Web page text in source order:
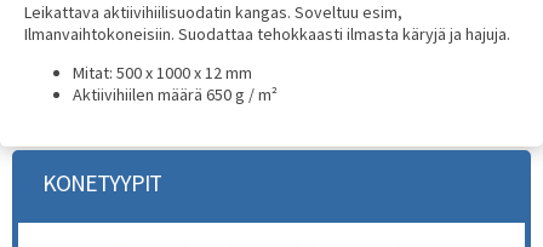
Leikattava aktiivihiilisuodatin kangas. Soveltuu esim,
Ilmanvaihtokoneisiin. Suodattaa tehokkaasti ilmasta käryjä ja hajuja.
Mitat: 500 x 1000 x 12 mm
Aktiivihiilen määrä 650 g / m²
KONETYYPIT